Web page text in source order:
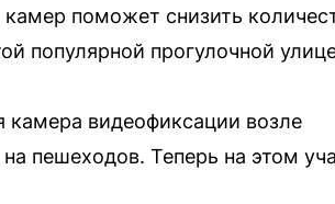
камер поможет снизить
популярной прогулочной
камера видеофиксации возле
пешеходов. Теперь на этом